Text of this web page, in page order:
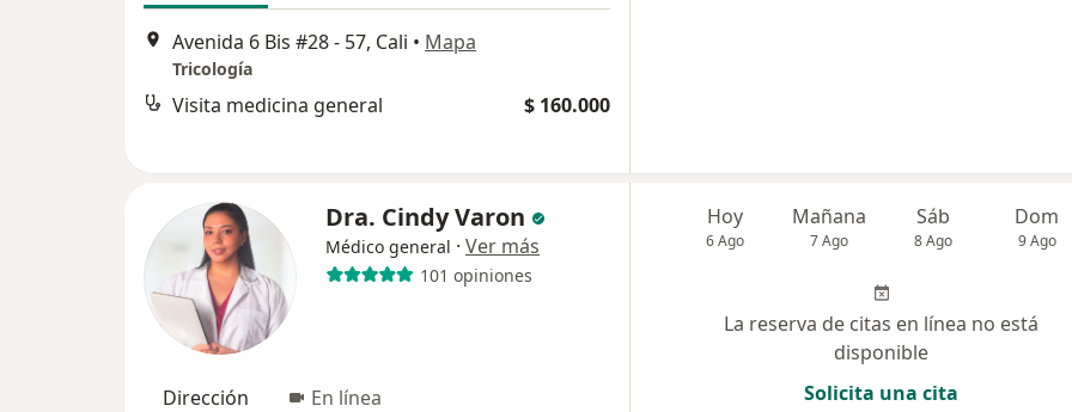
Avenida 6 Bis #28 - 57, Cali • Mapa
Tricología
Visita medicina general $ 160.000
Dra. Cindy Varon
Médico general · Ver más
101 opiniones
Dirección En línea
Hoy
6 Ago
Mañana
7 Ago
Sáb
8 Ago
Dom
9 Ago
La reserva de citas en línea no está
disponible
Solicita una cita